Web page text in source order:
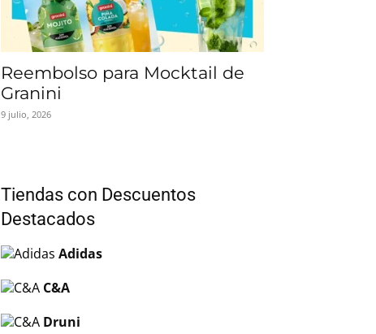
Reembolso para Mocktail de
Granini
9 julio, 2026
Tiendas con Descuentos
Destacados
Adidas
C&A
Druni